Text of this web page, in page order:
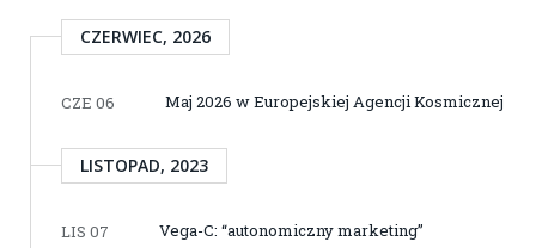
CZERWIEC, 2026
CZE 06 Maj 2026 w Europejskiej Agencji Kosmicznej
LISTOPAD, 2023
LIS 07 Vega-C: “autonomiczny marketing”